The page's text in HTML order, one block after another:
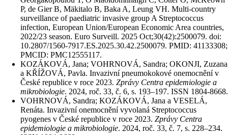
P, de Gier B, Mäkitalo B, Baka A, Leung VH. Multi-country
surveillance of paediatric invasive group A Streptococcus
infection, European Union/European Economic Area countries,
2022/23 season. Euro Surveill. 2025 Oct;30(42):2500079. doi:
10.2807/1560-7917.ES.2025.30.42.2500079. PMID: 41133308;
PMCID: PMC12555117.
KOZÁKOVÁ, Jana; VOHRNOVÁ, Sandra; OKONJI, Zuzana
a KŘÍŽOVÁ, Pavla. Invazivní pneumokokové onemocnění v
České republice v roce 2023. Zprávy Centra epidemiologie a
mikrobiologie. 2024, roč. 33, č. 6, s. 193–197. ISSN 1804-8668.
VOHRNOVÁ, Sandra; KOZÁKOVÁ, Jana a VESELÁ,
Renáta. Invazivní onemocnění vyvolaná Streptococcus
pyogenes v České republice v roce 2023. Zprávy Centra
epidemiologie a mikrobiologie. 2024, roč. 33, č. 7, s. 228–234.